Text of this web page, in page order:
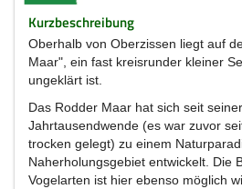
Kurzbeschreibung
Oberhalb von Oberzissen liegt auf
Maar", ein fast kreisrunder kleiner
ungeklärt ist.
Das Rodder Maar hat sich seit
Jahrtausendwende (es war zuvor
trocken gelegt) zu einem
Naherholungsgebiet entwickelt. Die
Vogelarten ist hier ebenso möglich